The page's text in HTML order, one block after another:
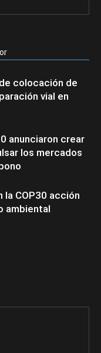
colocación de
vial en
anunciaron crear
los mercados
la COP30 acción
ambiental